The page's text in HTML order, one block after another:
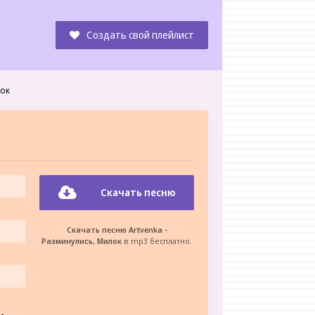
Создать свой плейлист
Скачать песню
Скачать песню Artvenka -
Разминулись, Милок в mp3 бесплатно.